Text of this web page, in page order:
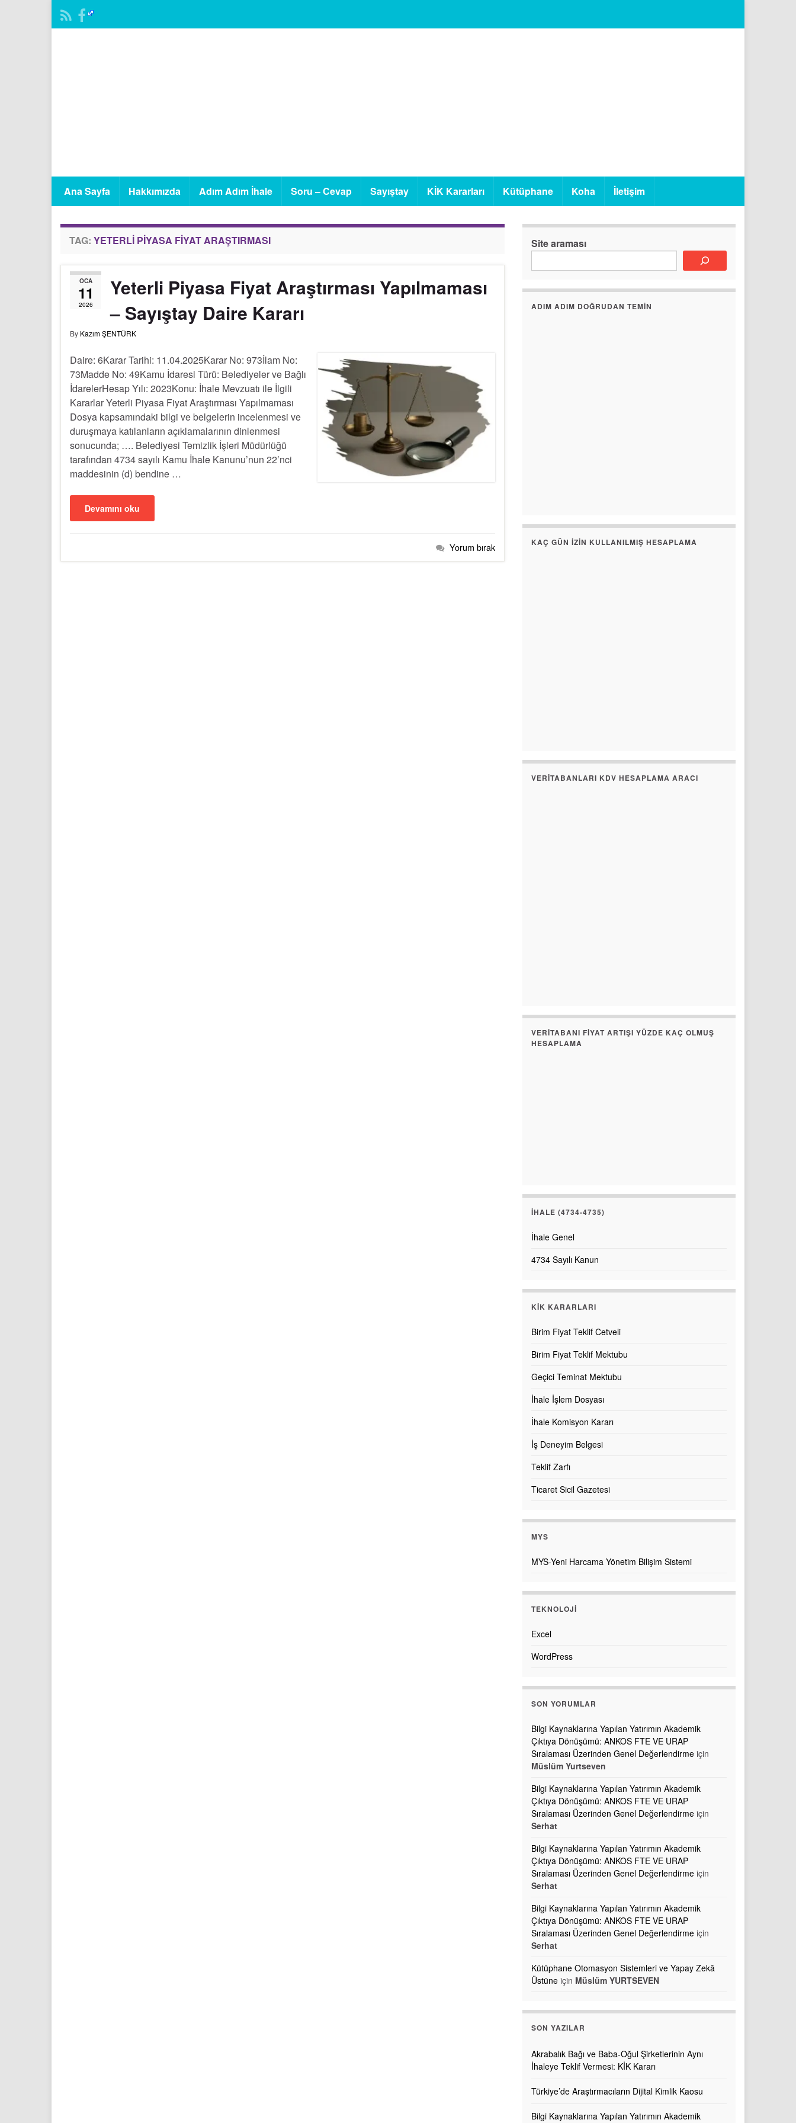
Ana Sayfa Hakkımızda Adım Adım İhale Soru – Cevap Sayıştay KİK Kararları Kütüphane Koha İletişim
TAG: YETERLI PIYASA FIYAT ARAŞTIRMASI
OCA
11
2026
Yeterli Piyasa Fiyat Araştırması Yapılmaması
– Sayıştay Daire Kararı
By Kazım ŞENTÜRK
Daire: 6Karar Tarihi: 11.04.2025Karar No: 973İlam No:
73Madde No: 49Kamu İdaresi Türü: Belediyeler ve Bağlı
İdarelerHesap Yılı: 2023Konu: İhale Mevzuatı ile İlgili
Kararlar Yeterli Piyasa Fiyat Araştırması Yapılmaması
Dosya kapsamındaki bilgi ve belgelerin incelenmesi ve
duruşmaya katılanların açıklamalarının dinlenmesi
sonucunda; …. Belediyesi Temizlik İşleri Müdürlüğü
tarafından 4734 sayılı Kamu İhale Kanunu’nun 22’nci
maddesinin (d) bendine …
Devamını oku
Yorum bırak
Site araması
ADIM ADIM DOĞRUDAN TEMIN
KAÇ GÜN İZIN KULLANILMIŞ HESAPLAMA
VERITABANLARI KDV HESAPLAMA ARACI
VERITABANI FIYAT ARTIŞI YÜZDE KAÇ OLMUŞ
HESAPLAMA
İHALE (4734-4735)
İhale Genel
4734 Sayılı Kanun
KİK KARARLARI
Birim Fiyat Teklif Cetveli
Birim Fiyat Teklif Mektubu
Geçici Teminat Mektubu
İhale İşlem Dosyası
İhale Komisyon Kararı
İş Deneyim Belgesi
Teklif Zarfı
Ticaret Sicil Gazetesi
MYS
MYS-Yeni Harcama Yönetim Bilişim Sistemi
TEKNOLOJI
Excel
WordPress
SON YORUMLAR
Bilgi Kaynaklarına Yapılan Yatırımın Akademik
Çıktıya Dönüşümü: ANKOS FTE VE URAP
Sıralaması Üzerinden Genel Değerlendirme için
Müslüm Yurtseven
Bilgi Kaynaklarına Yapılan Yatırımın Akademik
Çıktıya Dönüşümü: ANKOS FTE VE URAP
Sıralaması Üzerinden Genel Değerlendirme için
Serhat
Bilgi Kaynaklarına Yapılan Yatırımın Akademik
Çıktıya Dönüşümü: ANKOS FTE VE URAP
Sıralaması Üzerinden Genel Değerlendirme için
Serhat
Bilgi Kaynaklarına Yapılan Yatırımın Akademik
Çıktıya Dönüşümü: ANKOS FTE VE URAP
Sıralaması Üzerinden Genel Değerlendirme için
Serhat
Kütüphane Otomasyon Sistemleri ve Yapay Zekâ
Üstüne için Müslüm YURTSEVEN
SON YAZILAR
Akrabalık Bağı ve Baba-Oğul Şirketlerinin Aynı
İhaleye Teklif Vermesi: KİK Kararı
Türkiye’de Araştırmacıların Dijital Kimlik Kaosu
Bilgi Kaynaklarına Yapılan Yatırımın Akademik